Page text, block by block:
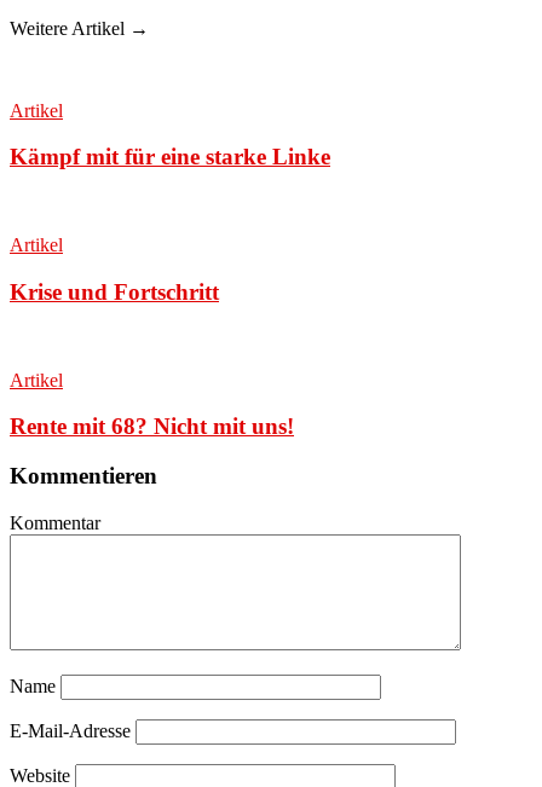
Weitere Artikel →
Artikel
Kämpf mit für eine starke Linke
Artikel
Krise und Fortschritt
Artikel
Rente mit 68? Nicht mit uns!
Kommentieren
Kommentar
Name
E-Mail-Adresse
Website